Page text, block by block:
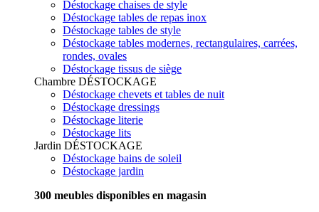
Déstockage chaises de style
Déstockage tables de repas inox
Déstockage tables de style
Déstockage tables modernes, rectangulaires, carrées,
rondes, ovales
Déstockage tissus de siège
Chambre DÉSTOCKAGE
Déstockage chevets et tables de nuit
Déstockage dressings
Déstockage literie
Déstockage lits
Jardin DÉSTOCKAGE
Déstockage bains de soleil
Déstockage jardin
300 meubles disponibles en magasin